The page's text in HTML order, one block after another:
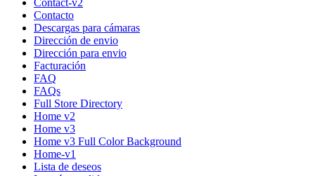
Contacto
Descargas para cámaras
Dirección de envio
Dirección para envio
Facturación
FAQ
FAQs
Full Store Directory
Home v2
Home v3
Home v3 Full Color Background
Home-v1
Lista de deseos